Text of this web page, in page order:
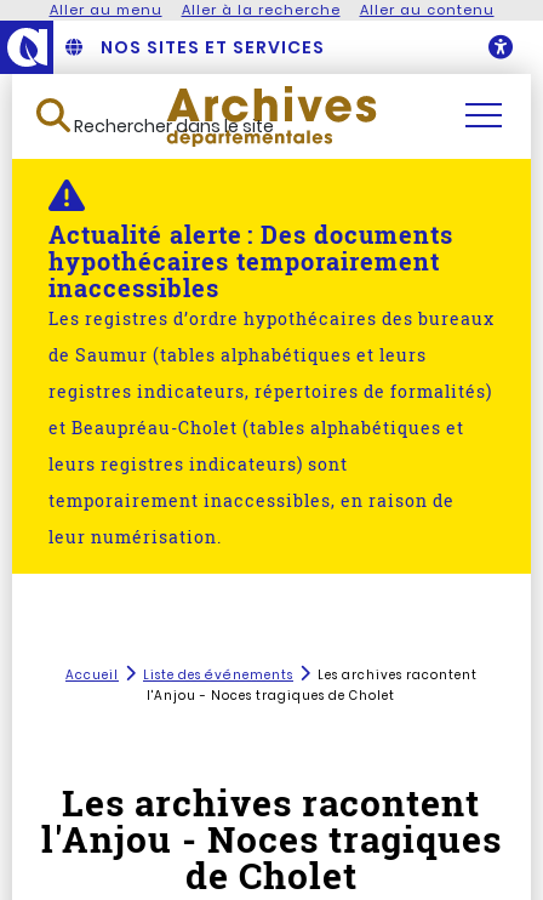
Aller au menu Aller à la recherche Aller au contenu
NOS SITES ET SERVICES
Rechercher dans le site
Actualité alerte : Des documents
hypothécaires temporairement
inaccessibles
Les registres d’ordre hypothécaires des bureaux
de Saumur (tables alphabétiques et leurs
registres indicateurs, répertoires de formalités)
et Beaupréau-Cholet (tables alphabétiques et
leurs registres indicateurs) sont
temporairement inaccessibles, en raison de
leur numérisation.
Accueil Liste des événements
Les archives racontent
l'Anjou - Noces tragiques de Cholet
Les archives racontent
l'Anjou - Noces tragiques
de Cholet